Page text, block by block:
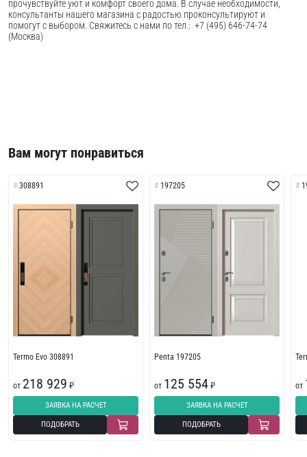
прочувствуйте уют и комфорт своего дома. В случае необходимости,
консультанты нашего магазина с радостью проконсультируют и
помогут с выбором. Свяжитесь с нами по тел.: +7 (495) 646-74-74
(Москва)
Вам могут понравиться
308891
Termo Evo 308891
от 218 929 ₽
ЗАЯВКА НА РАСЧЕТ
ПОДОБРАТЬ
197205
Penta 197205
от 125 554 ₽
ЗАЯВКА НА РАСЧЕТ
ПОДОБРАТЬ
от